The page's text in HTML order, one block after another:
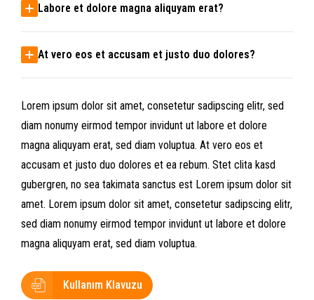
Labore et dolore magna aliquyam erat?
At vero eos et accusam et justo duo dolores?
Lorem ipsum dolor sit amet, consetetur sadipscing elitr, sed
diam nonumy eirmod tempor invidunt ut labore et dolore
magna aliquyam erat, sed diam voluptua. At vero eos et
accusam et justo duo dolores et ea rebum. Stet clita kasd
gubergren, no sea takimata sanctus est Lorem ipsum dolor sit
amet. Lorem ipsum dolor sit amet, consetetur sadipscing elitr,
sed diam nonumy eirmod tempor invidunt ut labore et dolore
magna aliquyam erat, sed diam voluptua.
Kullanım Klavuzu